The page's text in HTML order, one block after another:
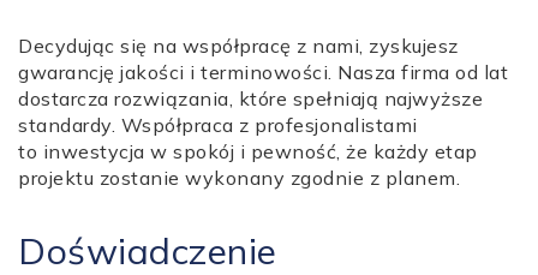
Decydując się na współpracę z nami, zyskujesz
gwarancję jakości i terminowości. Nasza firma od lat
dostarcza rozwiązania, które spełniają najwyższe
standardy. Współpraca z profesjonalistami
to inwestycja w spokój i pewność, że każdy etap
projektu zostanie wykonany zgodnie z planem.
Doświadczenie